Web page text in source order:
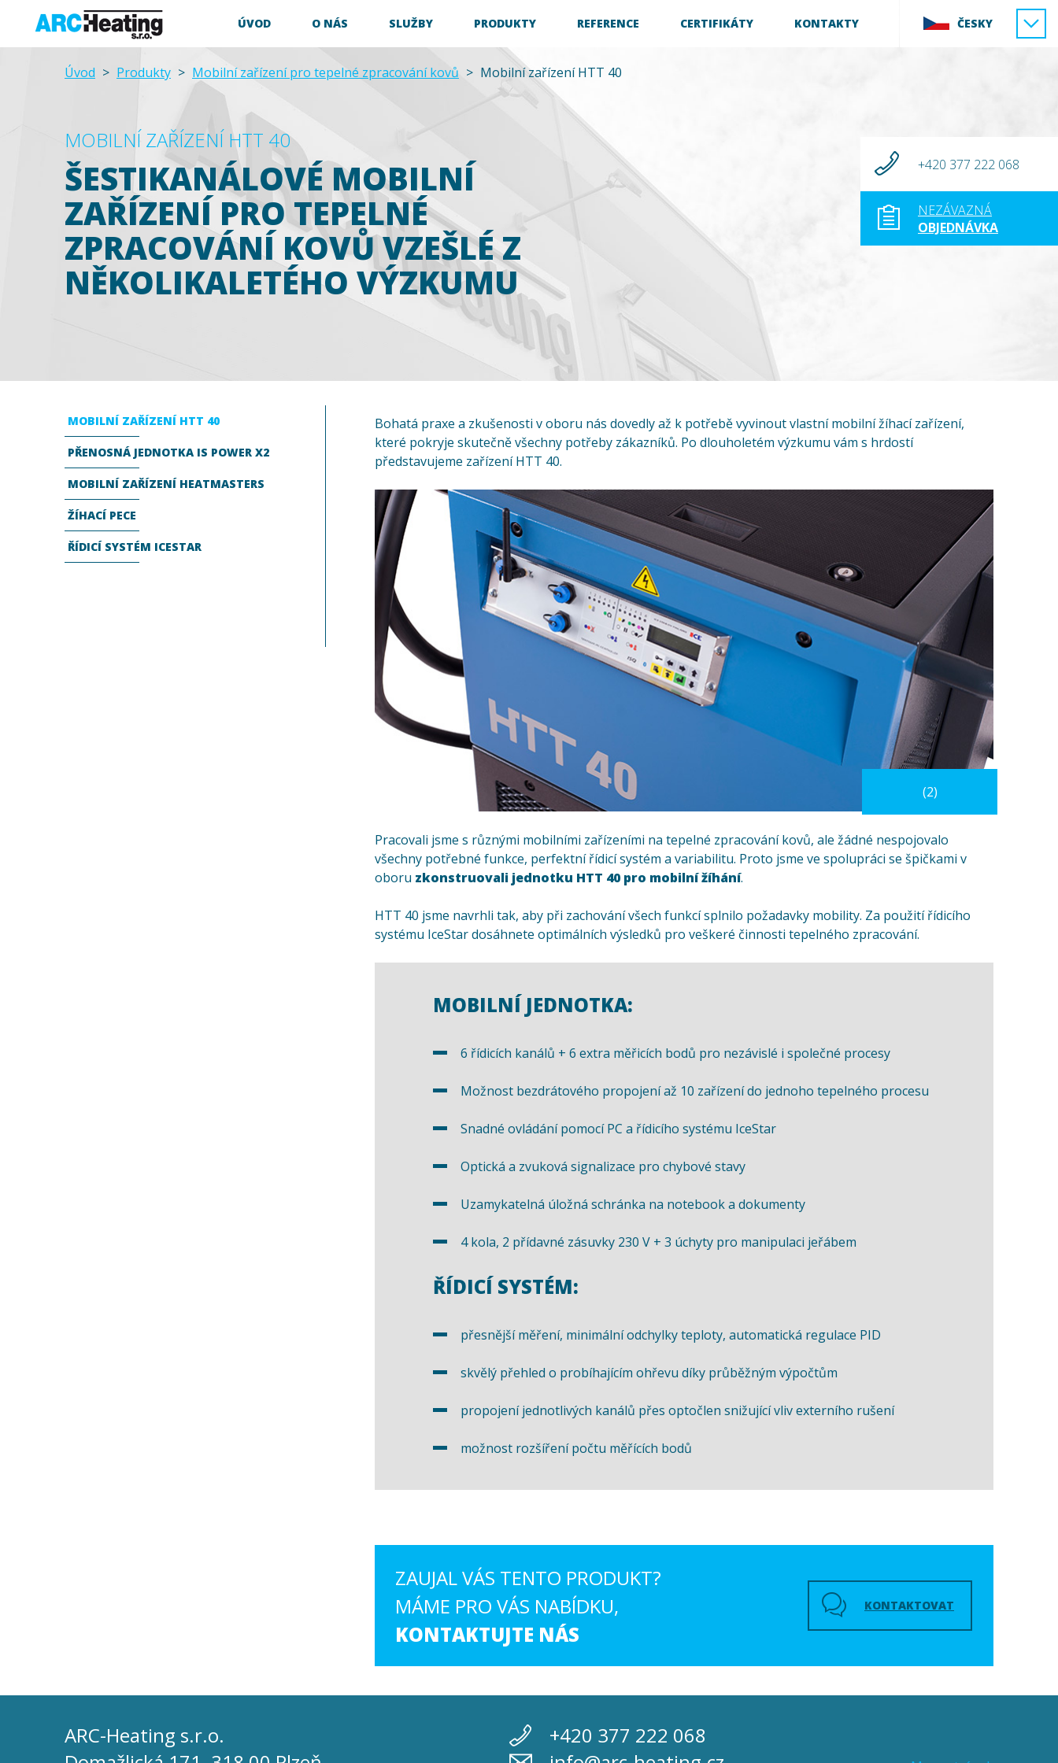
ÚVOD O NÁS SLUŽBY PRODUKTY REFERENCE CERTIFIKÁTY KONTAKTY ČESKY
Úvod > Produkty > Mobilní zařízení pro tepelné zpracování kovů > Mobilní zařízení HTT 40
ŠESTIKANÁLOVÉ MOBILNÍ
ZAŘÍZENÍ PRO TEPELNÉ
ZPRACOVÁNÍ KOVŮ VZEŠLÉ Z
NĚKOLIKALETÉHO VÝZKUMU
MOBILNÍ ZAŘÍZENÍ HTT 40
+420 377 222 068
NEZÁVAZNÁ
OBJEDNÁVKA
Bohatá praxe a zkušenosti v oboru nás dovedly až k potřebě vyvinout vlastní mobilní žíhací zařízení,
které pokryje skutečně všechny potřeby zákazníků. Po dlouholetém výzkumu vám s hrdostí
představujeme zařízení HTT 40.
(2)
Pracovali jsme s různými mobilními zařízeními na tepelné zpracování kovů, ale žádné nespojovalo
všechny potřebné funkce, perfektní řídicí systém a variabilitu. Proto jsme ve spolupráci se špičkami v
oboru zkonstruovali jednotku HTT 40 pro mobilní žíhání.
HTT 40 jsme navrhli tak, aby při zachování všech funkcí splnilo požadavky mobility. Za použití řídicího
systému IceStar dosáhnete optimálních výsledků pro veškeré činnosti tepelného zpracování.
MOBILNÍ JEDNOTKA:
6 řídicích kanálů + 6 extra měřicích bodů pro nezávislé i společné procesy
Možnost bezdrátového propojení až 10 zařízení do jednoho tepelného procesu
Snadné ovládání pomocí PC a řídicího systému IceStar
Optická a zvuková signalizace pro chybové stavy
Uzamykatelná úložná schránka na notebook a dokumenty
4 kola, 2 přídavné zásuvky 230 V + 3 úchyty pro manipulaci jeřábem
ŘÍDICÍ SYSTÉM:
přesnější měření, minimální odchylky teploty, automatická regulace PID
skvělý přehled o probíhajícím ohřevu díky průběžným výpočtům
propojení jednotlivých kanálů přes optočlen snižující vliv externího rušení
možnost rozšíření počtu měřících bodů
ZAUJAL VÁS TENTO PRODUKT?
MÁME PRO VÁS NABÍDKU,
KONTAKTUJTE NÁS
KONTAKTOVAT
MOBILNÍ ZAŘÍZENÍ HTT 40
PŘENOSNÁ JEDNOTKA IS POWER X2
MOBILNÍ ZAŘÍZENÍ HEATMASTERS
ŽÍHACÍ PECE
ŘÍDICÍ SYSTÉM ICESTAR
ARC-Heating s.r.o.
+420 377 222 068